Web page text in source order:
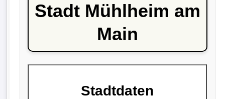
Stadt Mühlheim am
Main
Stadtdaten